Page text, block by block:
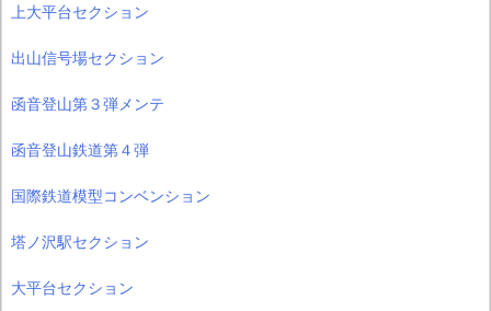
上大平台セクション
出山信号場セクション
函音登山第３弾メンテ
函音登山鉄道第４弾
国際鉄道模型コンベンション
塔ノ沢駅セクション
大平台セクション